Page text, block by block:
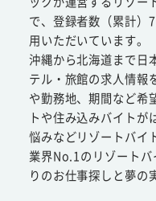
で、登録者数（累計）
用いただいています。
沖縄から北海道まで日
テル・旅館の求人情報
や勤務地、期間など希
トや住み込みバイトが
悩みなどリゾートバイ
業界No.1のリゾート
りのお仕事探しと夢の